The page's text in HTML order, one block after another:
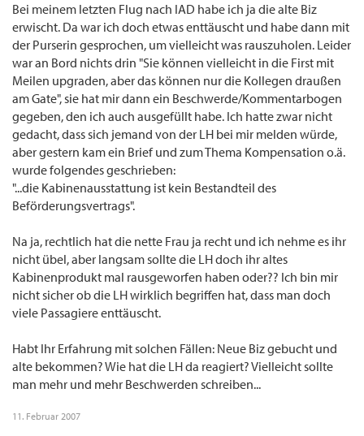
Bei meinem letzten Flug nach IAD habe ich ja die alte Biz
erwischt. Da war ich doch etwas enttäuscht und habe dann mit
der Purserin gesprochen, um vielleicht was rauszuholen. Leider
war an Bord nichts drin "Sie können vielleicht in die First mit
Meilen upgraden, aber das können nur die Kollegen draußen
am Gate", sie hat mir dann ein Beschwerde/Kommentarbogen
gegeben, den ich auch ausgefüllt habe. Ich hatte zwar nicht
gedacht, dass sich jemand von der LH bei mir melden würde,
aber gestern kam ein Brief und zum Thema Kompensation o.ä.
wurde folgendes geschrieben:
"...die Kabinenausstattung ist kein Bestandteil des
Beförderungsvertrags".
Na ja, rechtlich hat die nette Frau ja recht und ich nehme es ihr
nicht übel, aber langsam sollte die LH doch ihr altes
Kabinenprodukt mal rausgeworfen haben oder?? Ich bin mir
nicht sicher ob die LH wirklich begriffen hat, dass man doch
viele Passagiere enttäuscht.
Habt Ihr Erfahrung mit solchen Fällen: Neue Biz gebucht und
alte bekommen? Wie hat die LH da reagiert? Vielleicht sollte
man mehr und mehr Beschwerden schreiben...
11. Februar 2007